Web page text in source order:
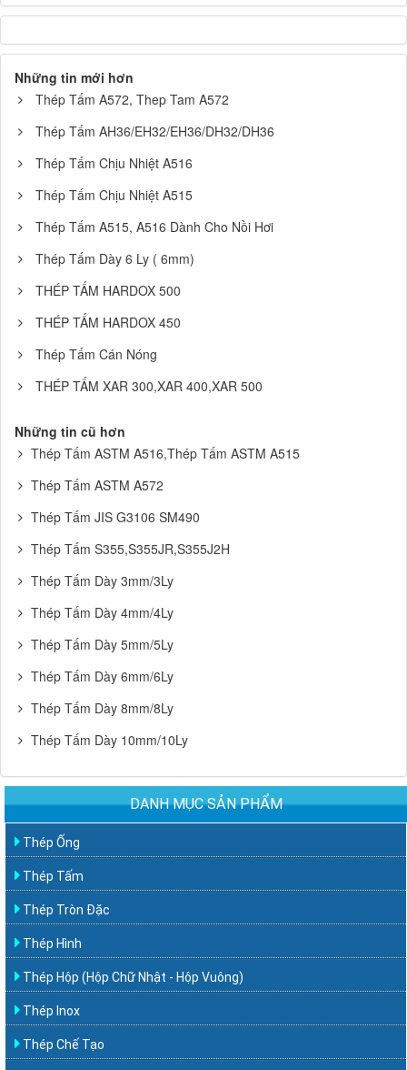
Những tin mới hơn
Thép Tấm A572, Thep Tam A572
Thép Tấm AH36/EH32/EH36/DH32/DH36
Thép Tấm Chịu Nhiệt A516
Thép Tấm Chịu Nhiệt A515
Thép Tấm A515, A516 Dành Cho Nồi Hơi
Thép Tấm Dày 6 Ly ( 6mm)
THÉP TẤM HARDOX 500
THÉP TẤM HARDOX 450
Thép Tấm Cán Nóng
THÉP TẤM XAR 300,XAR 400,XAR 500
Những tin cũ hơn
Thép Tấm ASTM A516,Thép Tấm ASTM A515
Thép Tấm ASTM A572
Thép Tấm JIS G3106 SM490
Thép Tấm S355,S355JR,S355J2H
Thép Tấm Dày 3mm/3Ly
Thép Tấm Dày 4mm/4Ly
Thép Tấm Dày 5mm/5Ly
Thép Tấm Dày 6mm/6Ly
Thép Tấm Dày 8mm/8Ly
Thép Tấm Dày 10mm/10Ly
DANH MỤC SẢN PHẨM
Thép Ống
Thép Tấm
Thép Tròn Đặc
Thép Hình
Thép Hộp (Hộp Chữ Nhật - Hộp Vuông)
Thép Inox
Thép Chế Tạo